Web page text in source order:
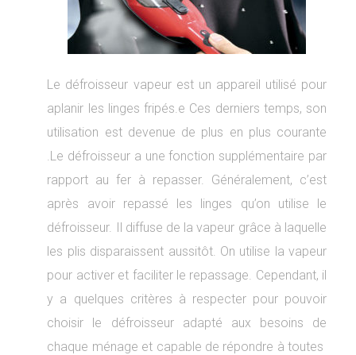
Le défroisseur vapeur est un appareil utilisé pour
aplanir les linges fripés.e Ces derniers temps, son
utilisation est devenue de plus en plus courante
.Le défroisseur a une fonction supplémentaire par
rapport au fer à repasser. Généralement, c’est
après avoir repassé les linges qu’on utilise le
défroisseur. Il diffuse de la vapeur grâce à laquelle
les plis disparaissent aussitôt. On utilise la vapeur
pour activer et faciliter le repassage. Cependant, il
y a quelques critères à respecter pour pouvoir
choisir le défroisseur adapté aux besoins de
chaque ménage et capable de répondre à toutes